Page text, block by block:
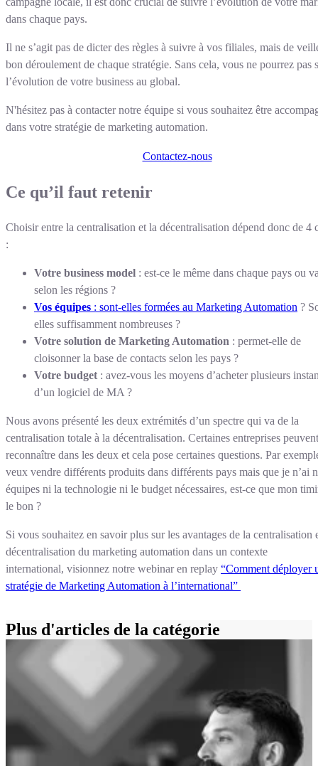
dans chaque pays.
Il ne s’agit pas de dicter des règles à suivre à vos filiales, mais de
bon déroulement de chaque stratégie. Sans cela, vous ne pourrez pas
l’évolution de votre business au global.
N'hésitez pas à contacter notre équipe si vous souhaitez être
dans votre stratégie de marketing automation.
Contactez-nous
Ce qu’il faut retenir
Choisir entre la centralisation et la décentralisation dépend donc de 4
:
Votre business model : est-ce le même dans chaque pays ou
selon les régions ?
Vos équipes : sont-elles formées au Marketing Automation ?
elles suffisamment nombreuses ?
Votre solution de Marketing Automation : permet-elle de
cloisonner la base de contacts selon les pays ?
Votre budget : avez-vous les moyens d’acheter plusieurs
d’un logiciel de MA ?
Nous avons présenté les deux extrémités d’un spectre qui va de la
centralisation totale à la décentralisation. Certaines entreprises
reconnaître dans les deux et cela pose certaines questions. Par
veux vendre différents produits dans différents pays mais que je n’ai
équipes ni la technologie ni le budget nécessaires, est-ce que mon
le bon ?
Si vous souhaitez en savoir plus sur les avantages de la centralisation
décentralisation du marketing automation dans un contexte
international, visionnez notre webinar en replay “Comment déployer
stratégie de Marketing Automation à l’international”
Plus d'articles de la catégorie